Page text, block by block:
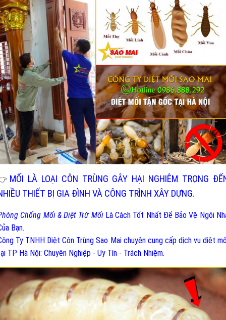
MỐI LÀ LOẠI CÔN TRÙNG GÂY HẠI NGHIÊM TRỌNG
THIẾT BỊ GIA ĐÌNH VÀ CÔNG TRÌNH XÂY DỰNG.
Chống Mối & Diệt Trừ MốiLà Cách Tốt Nhất Để Bảo Vệ Ngôi
Bạn.
Ty TNHH Diệt Côn Trùng Sao Mai chuyên cung cấp dịch vụ diệt
TP Hà Nội: Chuyên Nghiệp - Uy Tín - Trách Nhiệm.